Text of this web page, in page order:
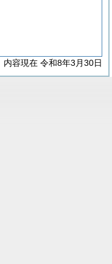
内容現在 令和8年3月30日